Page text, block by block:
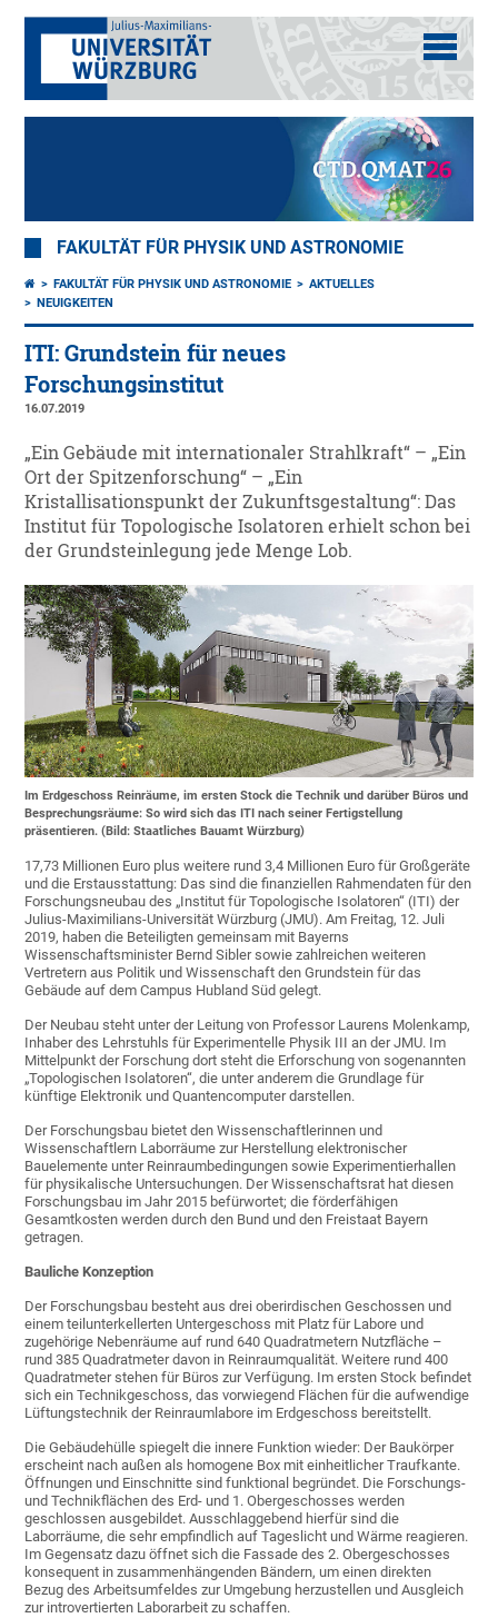
FAKULTÄT FÜR PHYSIK UND ASTRONOMIE
FAKULTÄT FÜR PHYSIK UND ASTRONOMIE
AKTUELLES
NEUIGKEITEN
ITI: Grundstein für neues
Forschungsinstitut
16.07.2019
„Ein Gebäude mit internationaler Strahlkraft“ – „Ein
Ort der Spitzenforschung“ – „Ein
Kristallisationspunkt der Zukunftsgestaltung“: Das
Institut für Topologische Isolatoren erhielt schon bei
der Grundsteinlegung jede Menge Lob.
Im Erdgeschoss Reinräume, im ersten Stock die Technik und darüber Büros und
Besprechungsräume: So wird sich das ITI nach seiner Fertigstellung
präsentieren. (Bild: Staatliches Bauamt Würzburg)
17,73 Millionen Euro plus weitere rund 3,4 Millionen Euro für Großgeräte
und die Erstausstattung: Das sind die finanziellen Rahmendaten für den
Forschungsneubau des „Institut für Topologische Isolatoren“ (ITI) der
Julius-Maximilians-Universität Würzburg (JMU). Am Freitag, 12. Juli
2019, haben die Beteiligten gemeinsam mit Bayerns
Wissenschaftsminister Bernd Sibler sowie zahlreichen weiteren
Vertretern aus Politik und Wissenschaft den Grundstein für das
Gebäude auf dem Campus Hubland Süd gelegt.
Der Neubau steht unter der Leitung von Professor Laurens Molenkamp,
Inhaber des Lehrstuhls für Experimentelle Physik III an der JMU. Im
Mittelpunkt der Forschung dort steht die Erforschung von sogenannten
„Topologischen Isolatoren“, die unter anderem die Grundlage für
künftige Elektronik und Quantencomputer darstellen.
Der Forschungsbau bietet den Wissenschaftlerinnen und
Wissenschaftlern Laborräume zur Herstellung elektronischer
Bauelemente unter Reinraumbedingungen sowie Experimentierhallen
für physikalische Untersuchungen. Der Wissenschaftsrat hat diesen
Forschungsbau im Jahr 2015 befürwortet; die förderfähigen
Gesamtkosten werden durch den Bund und den Freistaat Bayern
getragen.
Bauliche Konzeption
Der Forschungsbau besteht aus drei oberirdischen Geschossen und
einem teilunterkellerten Untergeschoss mit Platz für Labore und
zugehörige Nebenräume auf rund 640 Quadratmetern Nutzfläche –
rund 385 Quadratmeter davon in Reinraumqualität. Weitere rund 400
Quadratmeter stehen für Büros zur Verfügung. Im ersten Stock befindet
sich ein Technikgeschoss, das vorwiegend Flächen für die aufwendige
Lüftungstechnik der Reinraumlabore im Erdgeschoss bereitstellt.
Die Gebäudehülle spiegelt die innere Funktion wieder: Der Baukörper
erscheint nach außen als homogene Box mit einheitlicher Traufkante.
Öffnungen und Einschnitte sind funktional begründet. Die Forschungs-
und Technikflächen des Erd- und 1. Obergeschosses werden
geschlossen ausgebildet. Ausschlaggebend hierfür sind die
Laborräume, die sehr empfindlich auf Tageslicht und Wärme reagieren.
Im Gegensatz dazu öffnet sich die Fassade des 2. Obergeschosses
konsequent in zusammenhängenden Bändern, um einen direkten
Bezug des Arbeitsumfeldes zur Umgebung herzustellen und Ausgleich
zur introvertierten Laborarbeit zu schaffen.